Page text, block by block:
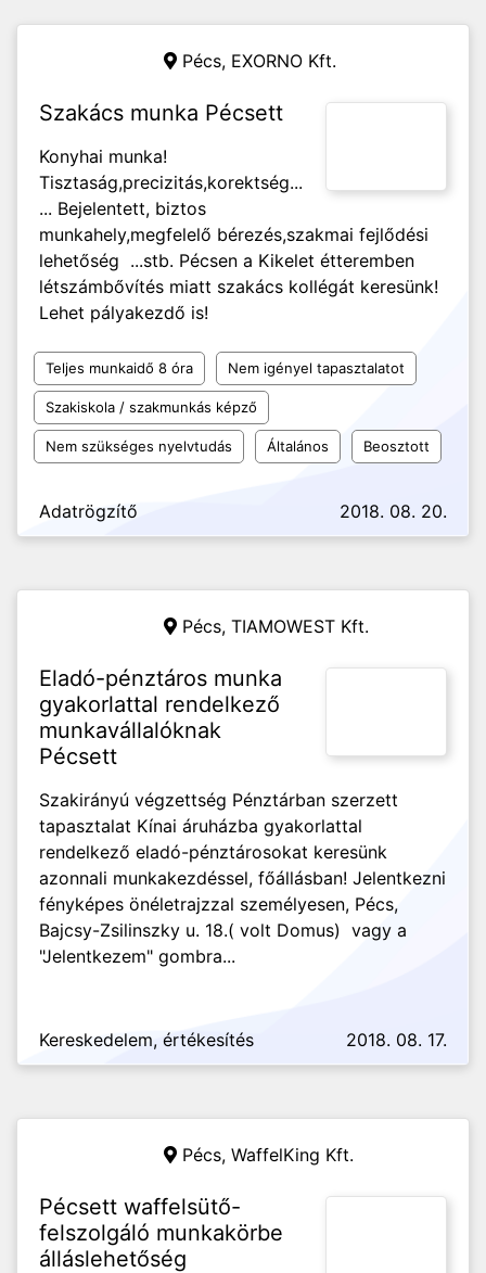
Pécs, EXORNO Kft.
Szakács munka Pécsett
Konyhai munka!
Tisztaság,precizitás,korektség...
... Bejelentett, biztos
munkahely,megfelelő bérezés,szakmai fejlődési
lehetőség ...stb. Pécsen a Kikelet étteremben
létszámbővítés miatt szakács kollégát keresünk!
Lehet pályakezdő is!
Teljes munkaidő 8 óra Nem igényel tapasztalatot
Szakiskola / szakmunkás képző
Nem szükséges nyelvtudás Általános Beosztott
Adatrögzítő 2018. 08. 20.
Pécs, TIAMOWEST Kft.
Eladó-pénztáros munka
gyakorlattal rendelkező
munkavállalóknak
Pécsett
Szakirányú végzettség Pénztárban szerzett
tapasztalat Kínai áruházba gyakorlattal
rendelkező eladó-pénztárosokat keresünk
azonnali munkakezdéssel, főállásban! Jelentkezni
fényképes önéletrajzzal személyesen, Pécs,
Bajcsy-Zsilinszky u. 18.( volt Domus) vagy a
"Jelentkezem" gombra...
Kereskedelem, értékesítés 2018. 08. 17.
Pécs, WaffelKing Kft.
Pécsett waffelsütő-
felszolgáló munkakörbe
álláslehetőség